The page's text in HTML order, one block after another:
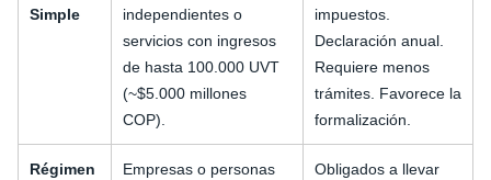
Simple
independientes o
servicios con ingresos
de hasta 100.000 UVT
(~$5.000 millones
COP).
impuestos.
Declaración anual.
Requiere menos
trámites. Favorece la
formalización.
Régimen
Empresas o personas
Obligados a llevar